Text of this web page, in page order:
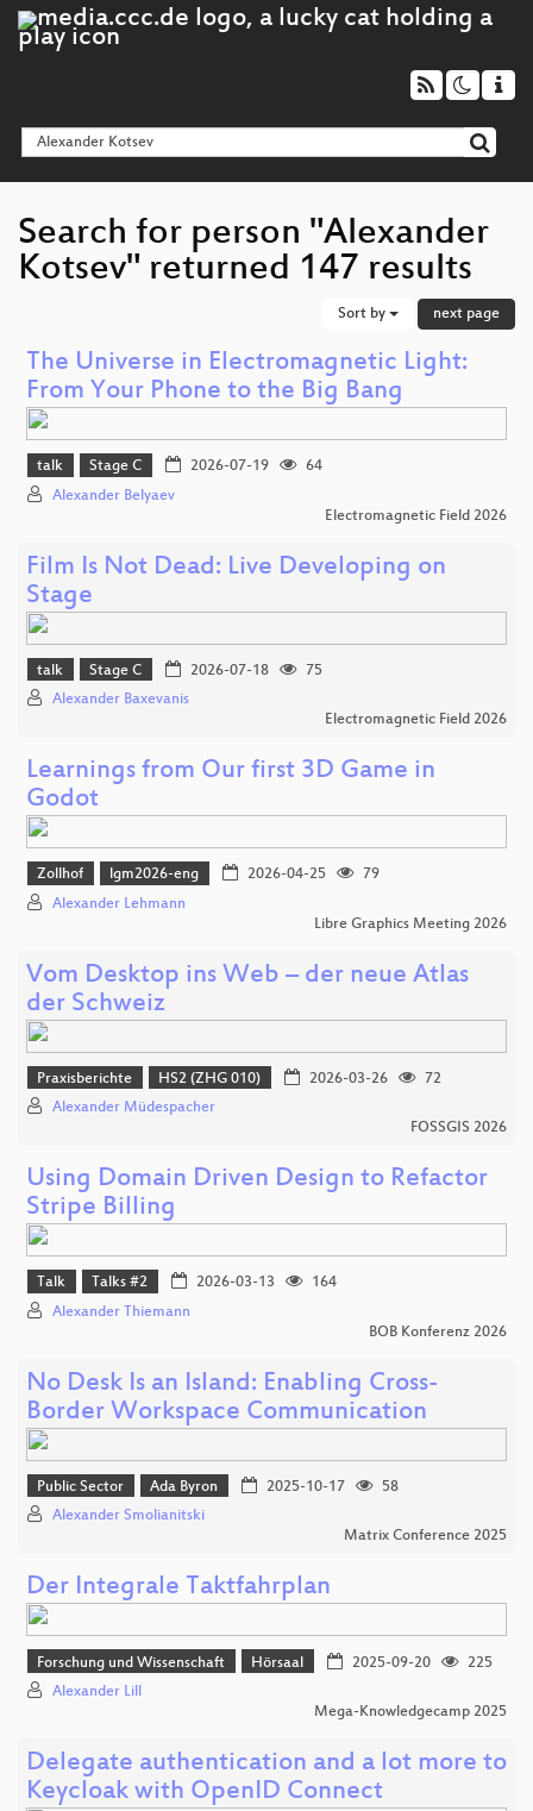
Search for person "Alexander
Kotsev" returned 147 results
Sort by next page
The Universe in Electromagnetic Light:
From Your Phone to the Big Bang
talk Stage C 2026-07-19
64
Alexander Belyaev
Electromagnetic Field 2026
Film Is Not Dead: Live Developing on
Stage
talk Stage C 2026-07-18
75
Alexander Baxevanis
Electromagnetic Field 2026
Learnings from Our first 3D Game in
Godot
Zollhof lgm2026-eng 2026-04-25
79
Alexander Lehmann
Libre Graphics Meeting 2026
Vom Desktop ins Web – der neue Atlas
der Schweiz
Praxisberichte HS2 (ZHG 010) 2026-03-26
72
Alexander Müdespacher
FOSSGIS 2026
Using Domain Driven Design to Refactor
Stripe Billing
Talk Talks #2 2026-03-13
164
Alexander Thiemann
BOB Konferenz 2026
No Desk Is an Island: Enabling Cross-
Border Workspace Communication
Public Sector Ada Byron 2025-10-17
58
Alexander Smolianitski
Matrix Conference 2025
Der Integrale Taktfahrplan
Forschung und Wissenschaft Hörsaal 2025-09-20
225
Alexander Lill
Mega-Knowledgecamp 2025
Delegate authentication and a lot more to
Keycloak with OpenID Connect